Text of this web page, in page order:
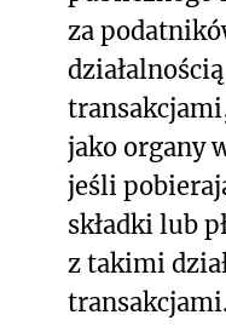
za
jako organy
jeśli
składki lub
z takimi
transakcjami.